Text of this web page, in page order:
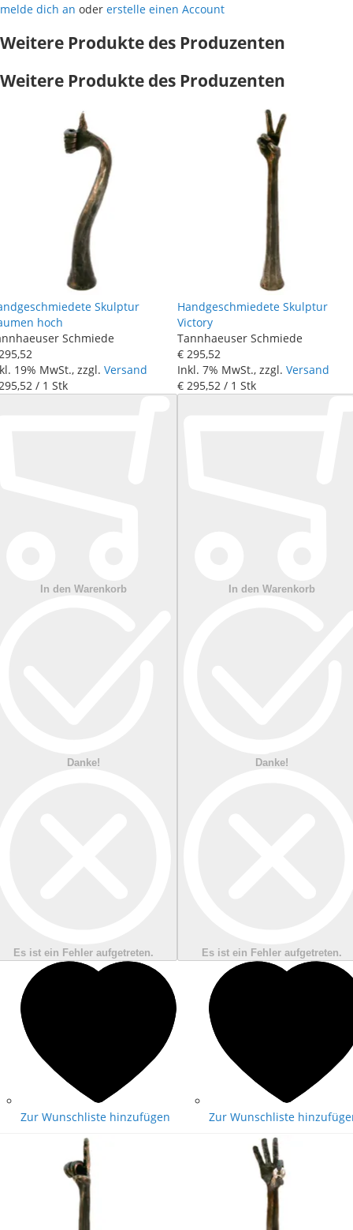
melde dich an oder erstelle einen Account
Weitere Produkte des Produzenten
Weitere Produkte des Produzenten
Skulptur
hoch
Schmiede
,52
19% MwSt., zzgl. Versand
,52 / 1 Stk
In den Warenkorb
Danke!
Es ist ein Fehler aufgetreten.
Zur Wunschliste hinzufügen
Handgeschmiedete Skulptur
Victory
Tannhaeuser Schmiede
€ 295,52
Inkl. 7% MwSt., zzgl. Versand
€ 295,52 / 1 Stk
In den Warenkorb
Danke!
Es ist ein Fehler aufgetreten.
Zur Wunschliste